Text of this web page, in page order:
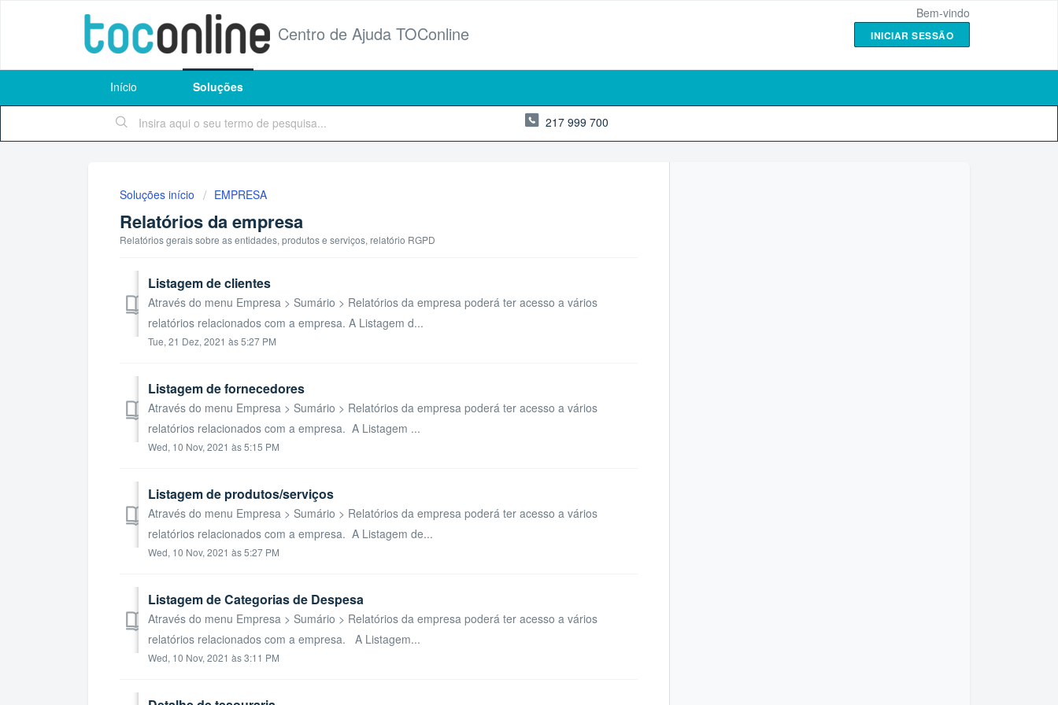
Centro de Ajuda TOConline
Bem-vindo
INICIAR SESSÃO
Início Soluções
217 999 700
Soluções início EMPRESA
Relatórios da empresa
Relatórios gerais sobre as entidades, produtos e serviços, relatório RGPD
Listagem de clientes
Através do menu Empresa > Sumário > Relatórios da empresa poderá ter acesso a vários
relatórios relacionados com a empresa. A Listagem d...
Tue, 21 Dez, 2021 às 5:27 PM
Listagem de fornecedores
Através do menu Empresa > Sumário > Relatórios da empresa poderá ter acesso a vários
relatórios relacionados com a empresa. A Listagem ...
Wed, 10 Nov, 2021 às 5:15 PM
Listagem de produtos/serviços
Através do menu Empresa > Sumário > Relatórios da empresa poderá ter acesso a vários
relatórios relacionados com a empresa. A Listagem de...
Wed, 10 Nov, 2021 às 5:27 PM
Listagem de Categorias de Despesa
Através do menu Empresa > Sumário > Relatórios da empresa poderá ter acesso a vários
relatórios relacionados com a empresa. A Listagem...
Wed, 10 Nov, 2021 às 3:11 PM